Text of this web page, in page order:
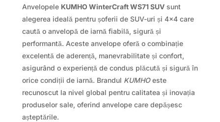
Anvelopele KUMHO WinterCraft WS71 SUVsunt
alegerea ideală pentru șoferii de SUV-uri și 4×4 care
caută o anvelopă de iarnă fiabilă, sigură și
performantă. Aceste anvelope oferă o combinație
excelentă de aderență, manevrabilitate și confort,
asigurând o experiență de condus plăcută și sigură în
orice condiții de iarnă. Brandul KUMHOeste
recunoscut la nivel global pentru calitatea și inovația
produselor sale, oferind anvelope care depășesc
așteptările.